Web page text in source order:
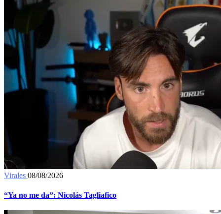
Virales 08/08/2026
“Ya no me da”: Nicolás Tagliafico